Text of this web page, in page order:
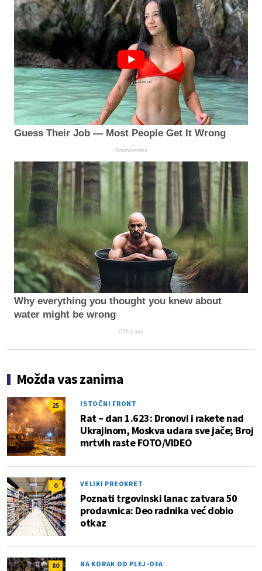
Guess Their Job — Most People Get It Wrong
Brainberries
Why everything you thought you knew about
water might be wrong
CTA Love
Možda vas zanima
25 ISTOČNI FRONT
Rat – dan 1.623: Dronovi i rakete nad
Ukrajinom, Moskva udara sve jače; Broj
mrtvih raste FOTO/VIDEO
0 VELIKI PREOKRET
Poznati trgovinski lanac zatvara 50
prodavnica: Deo radnika već dobio
otkaz
80 NA KORAK OD PLEJ-OFA